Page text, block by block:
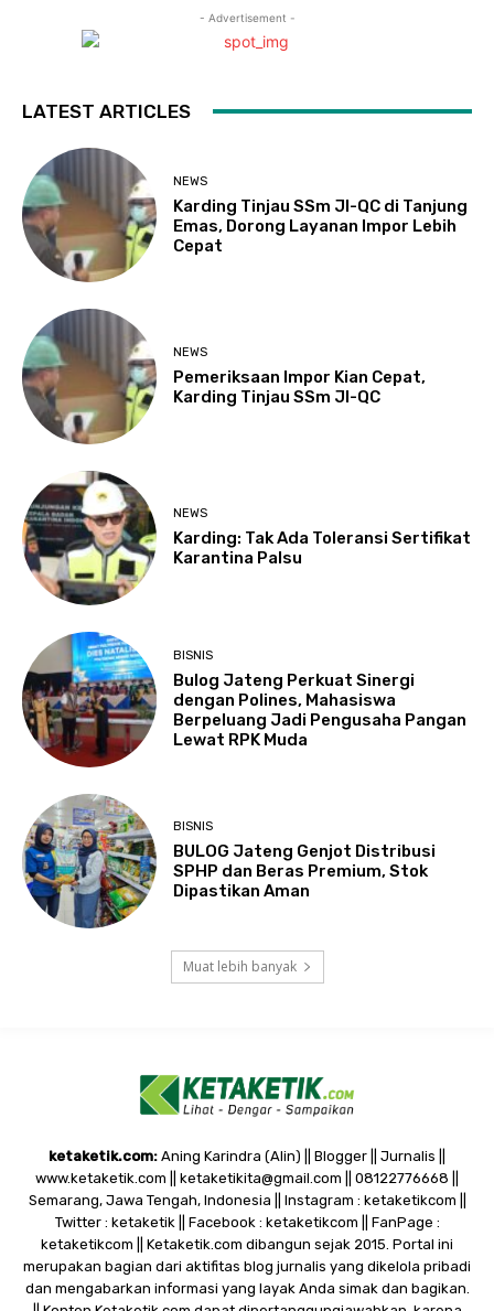
- Advertisement -
LATEST ARTICLES
NEWS
Karding Tinjau SSm JI-QC di Tanjung
Emas, Dorong Layanan Impor Lebih
Cepat
NEWS
Pemeriksaan Impor Kian Cepat,
Karding Tinjau SSm JI-QC
NEWS
Karding: Tak Ada Toleransi Sertifikat
Karantina Palsu
BISNIS
Bulog Jateng Perkuat Sinergi
dengan Polines, Mahasiswa
Berpeluang Jadi Pengusaha Pangan
Lewat RPK Muda
BISNIS
BULOG Jateng Genjot Distribusi
SPHP dan Beras Premium, Stok
Dipastikan Aman
Muat lebih banyak
ketaketik.com: Aning Karindra (Alin) || Blogger || Jurnalis ||
www.ketaketik.com || ketaketikita@gmail.com || 08122776668 ||
Semarang, Jawa Tengah, Indonesia || Instagram : ketaketikcom ||
Twitter : ketaketik || Facebook : ketaketikcom || FanPage :
ketaketikcom || Ketaketik.com dibangun sejak 2015. Portal ini
merupakan bagian dari aktifitas blog jurnalis yang dikelola pribadi
dan mengabarkan informasi yang layak Anda simak dan bagikan.